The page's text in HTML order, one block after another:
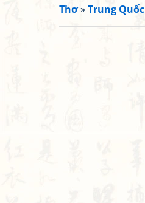
Thơ»Trung Quốc